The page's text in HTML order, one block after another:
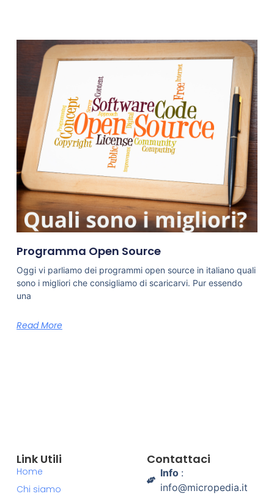
Programma Open Source
Oggi vi parliamo dei programmi open source in italiano quali
sono i migliori che consigliamo di scaricarvi. Pur essendo
una
Read More
Link Utili
Home
Chi siamo
Contattaci
Info :
info@micropedia.it